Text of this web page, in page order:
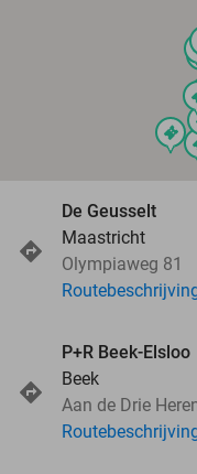
events
De Geusselt
Maastricht
Olympiaweg 81
P+R Beek-Elsloo
Beek
Aan de Drie